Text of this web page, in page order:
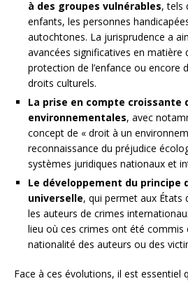
à des groupes vulnérables, tels
enfants, les personnes
autochtones. La jurisprudence a
avancées significatives en matière
protection de l’enfance ou encore
droits culturels.
La prise en compte croissante
environnementales, avec
concept de « droit à un
reconnaissance du préjudice
systèmes juridiques nationaux et
Le développement du principe
universelle, qui permet aux États
les auteurs de crimes
lieu où ces crimes ont été commis
nationalité des auteurs ou des
Face à ces évolutions, il est essentiel